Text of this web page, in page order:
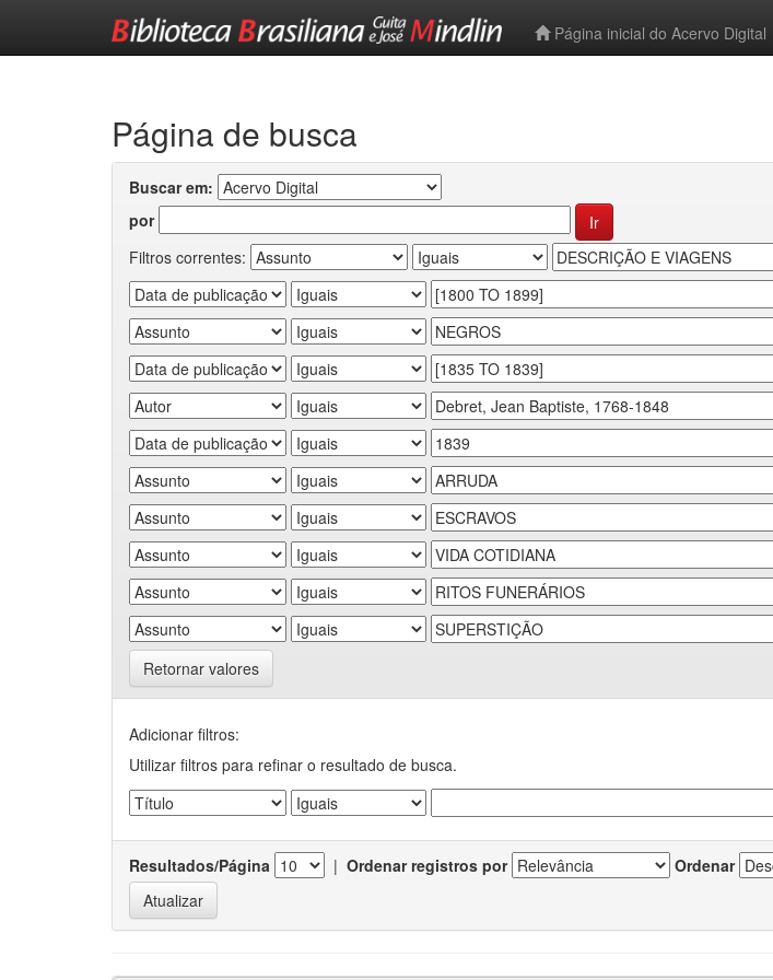
Página inicial do Acervo Digital
Página de busca
Buscar em:
por
Filtros correntes:
Retornar valores
Adicionar filtros:
Utilizar filtros para refinar o resultado de busca.
Resultados/Página | Ordenar registros por Ordenar